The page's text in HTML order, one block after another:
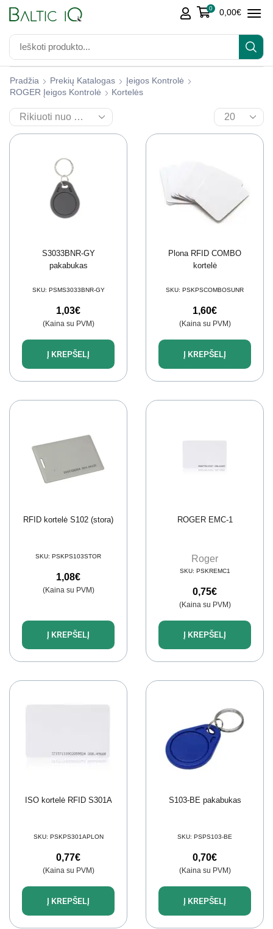
0 0,00€
Pradžia Prekių Katalogas
Įeigos Kontrolė
ROGER Įeigos Kontrolė
Kortelės
S3033BNR-GY
pakabukas
SKU: PSMS3033BNR-GY
1,03€
(Kaina su PVM)
Į KREPŠELĮ
Plona RFID COMBO
kortelė
SKU: PSKPSCOMBOSUNR
1,60€
(Kaina su PVM)
Į KREPŠELĮ
RFID kortelė S102 (stora)
SKU: PSKPS103STOR
1,08€
(Kaina su PVM)
Į KREPŠELĮ
ROGER EMC-1
Roger
SKU: PSKREMC1
0,75€
(Kaina su PVM)
Į KREPŠELĮ
ISO kortelė RFID S301A
SKU: PSKPS301APLON
0,77€
(Kaina su PVM)
Į KREPŠELĮ
S103-BE pakabukas
SKU: PSPS103-BE
0,70€
(Kaina su PVM)
Į KREPŠELĮ